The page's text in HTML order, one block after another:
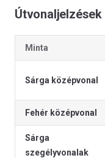
Útvonaljelzések
Minta
Sárga középvonal
Fehér középvonal
Sárga
szegélyvonalak